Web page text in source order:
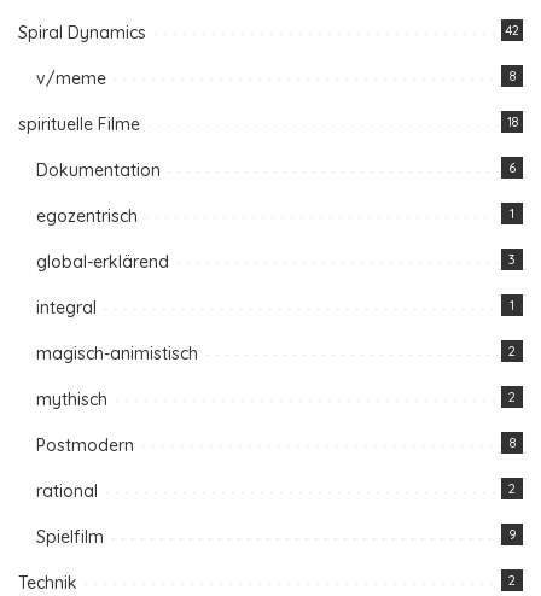
Spiral Dynamics 42
v/meme 8
spirituelle Filme 18
Dokumentation 6
egozentrisch 1
global-erklärend 3
integral 1
magisch-animistisch 2
mythisch 2
Postmodern 8
rational 2
Spielfilm 9
Technik 2